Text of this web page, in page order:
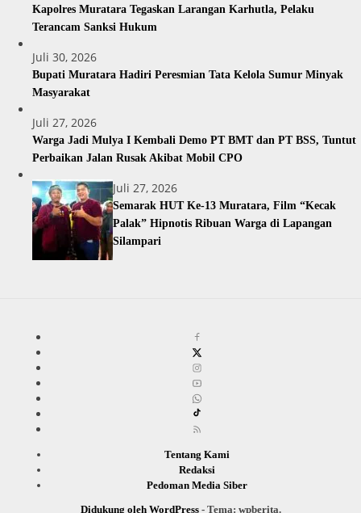
Kapolres Muratara Tegaskan Larangan Karhutla, Pelaku
Terancam Sanksi Hukum
Juli 30, 2026
Bupati Muratara Hadiri Peresmian Tata Kelola Sumur Minyak
Masyarakat
Juli 27, 2026
Warga Jadi Mulya I Kembali Demo PT BMT dan PT BSS, Tuntut
Perbaikan Jalan Rusak Akibat Mobil CPO
Juli 27, 2026
Semarak HUT Ke-13 Muratara, Film “Kecak
Palak” Hipnotis Ribuan Warga di Lapangan
Silampari
Tentang Kami
Redaksi
Pedoman Media Siber
Didukung oleh WordPress - Tema: wpberita.